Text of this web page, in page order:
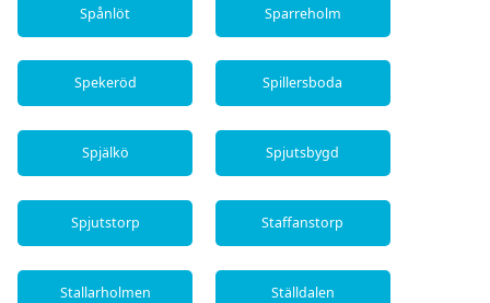
Spånlöt Sparreholm
Spekeröd Spillersboda
Spjälkö Spjutsbygd
Spjutstorp Staffanstorp
Stallarholmen Ställdalen